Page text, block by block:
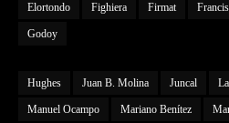
Elortondo Fighiera Firmat
Godoy
Hughes Juan B. Molina Juncal
Manuel Ocampo Mariano Benítez